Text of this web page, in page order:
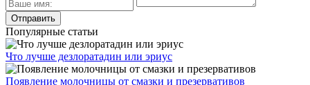
Популярные статьи
Что лучше дезлоратадин или эриус
Появление молочницы от смазки и презервативов